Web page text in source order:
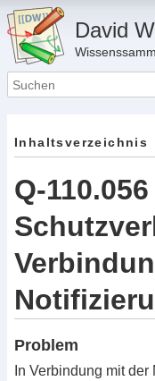
David
Inhaltsverzeichnis
Q-110.056
Problem
In Verbindung mit